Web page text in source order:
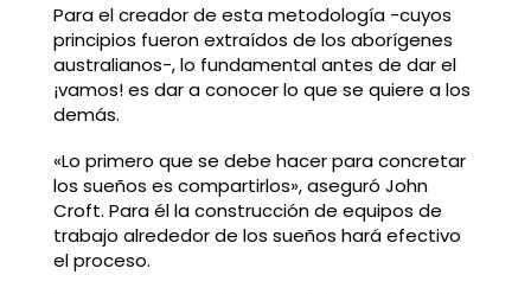
Para el creador de esta metodología -cuyos
principios fueron extraídos de los aborígenes
australianos-, lo fundamental antes de dar el
¡vamos! es dar a conocer lo que se quiere a los
demás.
«Lo primero que se debe hacer para concretar
los sueños es compartirlos», aseguró John
Croft. Para él la construcción de equipos de
trabajo alrededor de los sueños hará efectivo
el proceso.